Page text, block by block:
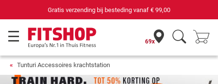
Gratis verzending bij besteding vanaf € 99,00
69x
Tunturi Accessoires krachtstation